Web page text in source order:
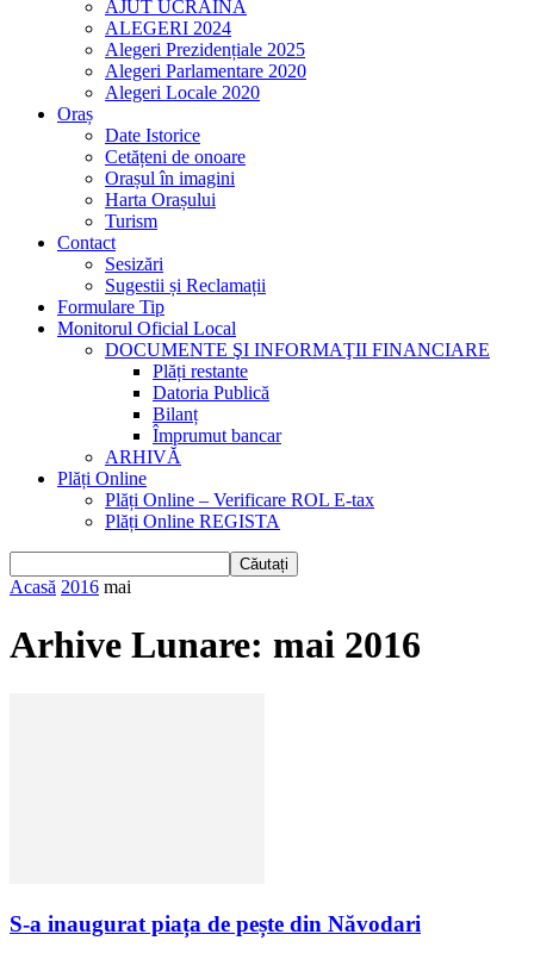
AJUT UCRAINA
ALEGERI 2024
Alegeri Prezidențiale 2025
Alegeri Parlamentare 2020
Alegeri Locale 2020
Oraș
Date Istorice
Cetățeni de onoare
Orașul în imagini
Harta Orașului
Turism
Contact
Sesizări
Sugestii și Reclamații
Formulare Tip
Monitorul Oficial Local
DOCUMENTE ŞI INFORMAŢII FINANCIARE
Plăți restante
Datoria Publică
Bilanț
Împrumut bancar
ARHIVĂ
Plăți Online
Plăți Online – Verificare ROL E-tax
Plăți Online REGISTA
Acasă 2016 mai
Arhive Lunare: mai 2016
S-a inaugurat piața de pește din Năvodari